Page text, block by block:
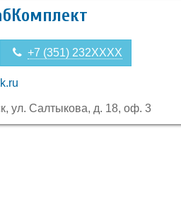
+7 (351) 232XXXX
ул. Салтыкова, д. 18, оф. 3